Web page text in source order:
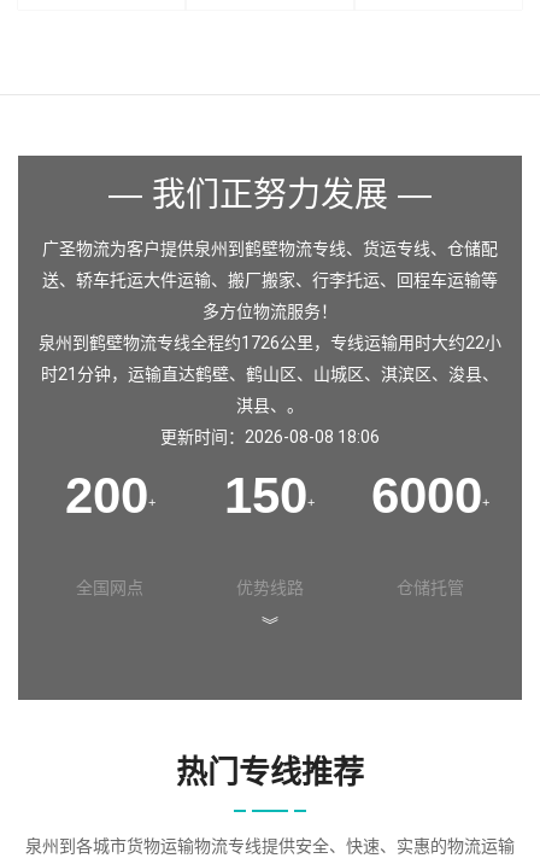
— 我们正努力发展 —
广圣物流为客户提供泉州到鹤壁物流专线、货运专线、仓储配
送、轿车托运大件运输、搬厂搬家、行李托运、回程车运输等
多方位物流服务！
泉州到鹤壁物流专线全程约1726公里，专线运输用时大约22小
时21分钟，运输直达鹤壁、鹤山区、山城区、淇滨区、浚县、
淇县、。
更新时间：2026-08-08 18:06
200+
全国网点
150+
优势线路
6000+
仓储托管
︾
热门专线推荐
泉州到各城市货物运输物流专线提供安全、快速、实惠的物流运输